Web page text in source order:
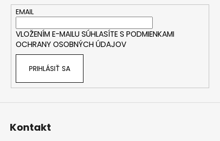
EMAIL
VLOŽENÍM E-MAILU SÚHLASÍTE S PODMIENKAMI
OCHRANY OSOBNÝCH ÚDAJOV
PRIHLÁSIŤ SA
Kontakt